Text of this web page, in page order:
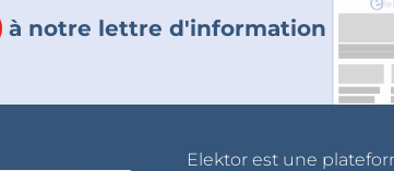
à notre lettre d'information
Elektor est une